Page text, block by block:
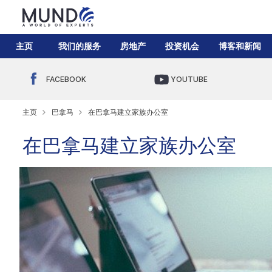
主页 我们的服务 房地产 投资机会 博客和新闻
FACEBOOK YOUTUBE
主页 巴拿马 在巴拿马建立家族办公室
在巴拿马建立家族办公室